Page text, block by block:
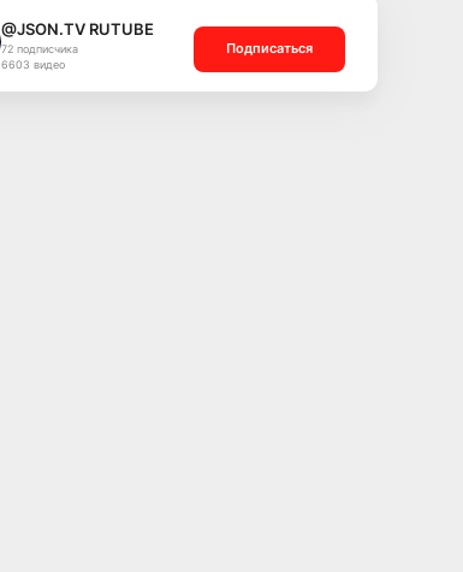
@JSON.TV RUTUBE
72 подписчика
6603 видео
Подписаться